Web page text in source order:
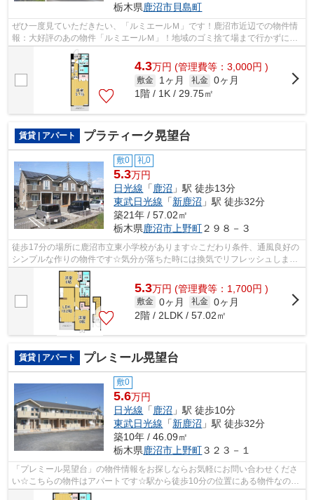
栃木県鹿沼市貝島町
ぜひ一度見ていただきたい、「ルミエールＭ」です！鹿沼市近辺での物件情
報：大好評のあの物件「ルミエールＭ」！地域のゴミ捨て場まで行かずにサ
ッとゴミ出しできるように、共用部に...
4.3万円 (管理費等：3,000円 )
敷金 1ヶ月 礼金 0ヶ月
1階 / 1K / 29.75㎡
賃貸 | アパート プラティーク晃望台
敷0 礼0
5.3万円
日光線 「鹿沼 」駅 徒歩13分
東武日光線 「新鹿沼 」駅 徒歩32分
築21年 / 57.02㎡
栃木県鹿沼市上野町２９８－３
徒歩17分の場所に鹿沼市立東小学校があります☆こだわり条件、通風良好の
シンプルな作りの物件です☆気分が落ちた時には換気でリフレッシュしまし
ょう☆こちらの物件はアパートです☆最上...
5.3万円 (管理費等：1,700円 )
敷金 0ヶ月 礼金 0ヶ月
2階 / 2LDK / 57.02㎡
賃貸 | アパート プレミール晃望台
敷0
5.6万円
日光線 「 鹿沼 」駅 徒歩10分
東武日光線 「新鹿沼 」駅 徒歩32分
築10年 / 46.09㎡
栃木県鹿沼市 上野町３２３－１
「プレミール晃望台」の物件情報をお探しならお気軽にお問い合わせくださ
い☆こちらの物件はアパートです☆駅から徒歩10分の位置にある物件なの
で、アクセスも良好です☆ニーズの高い、平...